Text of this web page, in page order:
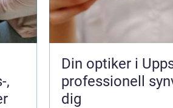
,
Din optiker i
professionell
dig